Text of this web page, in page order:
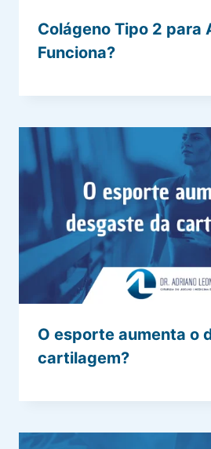
Colágeno Tipo 2 para
Funciona?
O esporte aumenta o
cartilagem?